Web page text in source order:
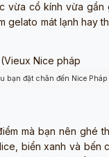
vừa cổ kính vừa
gelato mát lạnh hay
bạn đặt chân đến Nice
mà bạn nên ghé
biển xanh và bến